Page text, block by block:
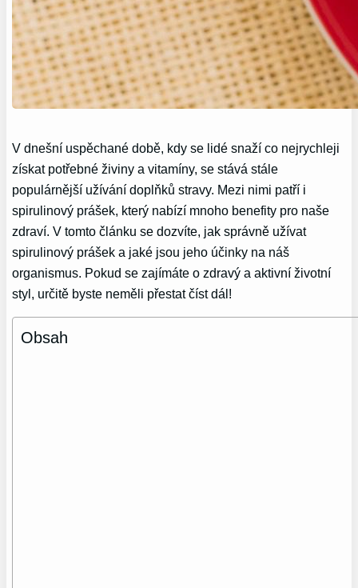
V dnešní uspěchané době, kdy se lidé snaží co nejrychleji
získat potřebné živiny a vitamíny, se stává stále
populárnější užívání doplňků stravy. Mezi nimi patří i
spirulinový prášek, který nabízí mnoho benefity pro naše
zdraví. V tomto článku se dozvíte, jak správně užívat
spirulinový prášek a jaké jsou jeho účinky na náš
organismus. Pokud se zajímáte o zdravý a aktivní životní
styl, určitě byste neměli přestat číst dál!
Obsah